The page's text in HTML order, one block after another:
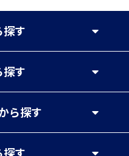
探す
探す
ら探す
探す